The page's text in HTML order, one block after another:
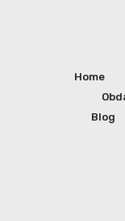
Home
Blog